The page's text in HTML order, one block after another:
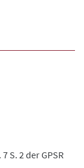
S. 2 der GPSR